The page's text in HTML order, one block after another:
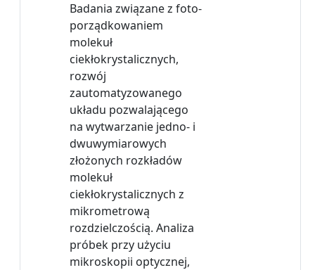
Badania związane z foto-
porządkowaniem
molekuł
ciekłokrystalicznych,
rozwój
zautomatyzowanego
układu pozwalającego
na wytwarzanie jedno- i
dwuwymiarowych
złożonych rozkładów
molekuł
ciekłokrystalicznych z
mikrometrową
rozdzielczością. Analiza
próbek przy użyciu
mikroskopii optycznej,